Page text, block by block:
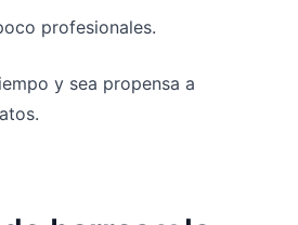
profesionales.
y sea propensa a